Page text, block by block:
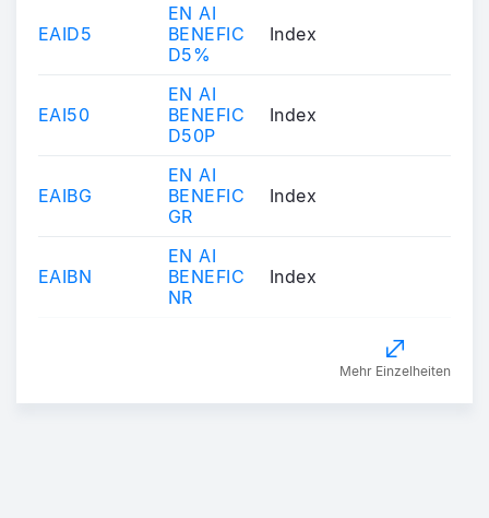
EAID5
EN AI
BENEFIC
D5%
Index
EAI50
EN AI
BENEFIC
D50P
Index
EAIBG
EN AI
BENEFIC
GR
Index
EAIBN
EN AI
BENEFIC
NR
Index
Mehr Einzelheiten